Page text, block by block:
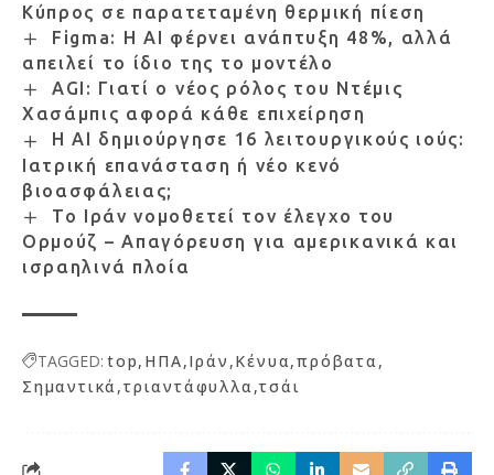
Κύπρος σε παρατεταμένη θερμική πίεση
Figma: Η AI φέρνει ανάπτυξη 48%, αλλά
απειλεί το ίδιο της το μοντέλο
AGI: Γιατί ο νέος ρόλος του Ντέμις
Χασάμπις αφορά κάθε επιχείρηση
Η AI δημιούργησε 16 λειτουργικούς ιούς:
Ιατρική επανάσταση ή νέο κενό
βιοασφάλειας;
Το Ιράν νομοθετεί τον έλεγχο του
Ορμούζ – Απαγόρευση για αμερικανικά και
ισραηλινά πλοία
TAGGED: top ΗΠΑ Ιράν Κένυα πρόβατα
Σημαντικά τριαντάφυλλα τσάι